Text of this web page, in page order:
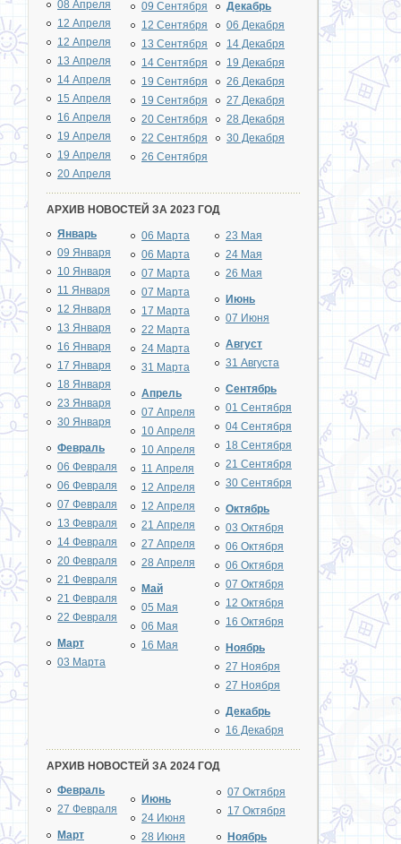
08 Апреля
12 Апреля
12 Апреля
13 Апреля
14 Апреля
15 Апреля
16 Апреля
19 Апреля
19 Апреля
20 Апреля
09 Сентября
12 Сентября
13 Сентября
14 Сентября
19 Сентября
19 Сентября
20 Сентября
22 Сентября
26 Сентября
Декабрь
06 Декабря
14 Декабря
19 Декабря
26 Декабря
27 Декабря
28 Декабря
30 Декабря
АРХИВ НОВОСТЕЙ ЗА 2023 ГОД
Январь
09 Января
10 Января
11 Января
12 Января
13 Января
16 Января
17 Января
18 Января
23 Января
30 Января
Февраль
06 Февраля
06 Февраля
07 Февраля
13 Февраля
14 Февраля
20 Февраля
21 Февраля
21 Февраля
22 Февраля
Март
03 Марта
06 Марта
06 Марта
07 Марта
07 Марта
17 Марта
22 Марта
24 Марта
31 Марта
Апрель
07 Апреля
10 Апреля
10 Апреля
11 Апреля
12 Апреля
12 Апреля
21 Апреля
27 Апреля
28 Апреля
Май
05 Мая
06 Мая
16 Мая
23 Мая
24 Мая
26 Мая
Июнь
07 Июня
Август
31 Августа
Сентябрь
01 Сентября
04 Сентября
18 Сентября
21 Сентября
30 Сентября
Октябрь
03 Октября
06 Октября
06 Октября
07 Октября
12 Октября
16 Октября
Ноябрь
27 Ноября
27 Ноября
Декабрь
16 Декабря
АРХИВ НОВОСТЕЙ ЗА 2024 ГОД
Февраль
27 Февраля
Март
Июнь
24 Июня
28 Июня
07 Октября
17 Октября
Ноябрь